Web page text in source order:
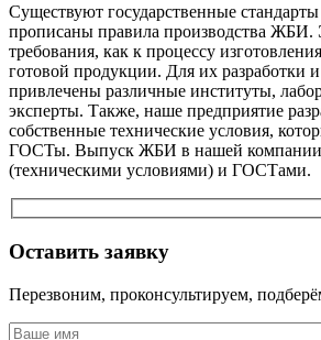
Существуют государственные
прописаны правила производства ЖБИ.
требования, как к процессу
готовой продукции. Для их разработки и
привлечены различные институты,
эксперты. Также, наше предприятие
собственные технические условия,
ГОСТы. Выпуск ЖБИ в нашей компании
(техническими условиями) и ГОСТами.
Оставить заявку
Перезвоним, проконсультируем,